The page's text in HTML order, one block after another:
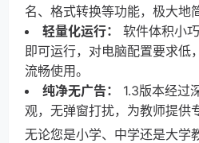
名、格式转换等功能，极大地
轻量化运行：
软件体积小
即可运行，对电脑配置要求低
流畅使用。
纯净无广告：
1.3版本经过
观，无弹窗打扰，为教师提供
无论您是小学、中学还是大学